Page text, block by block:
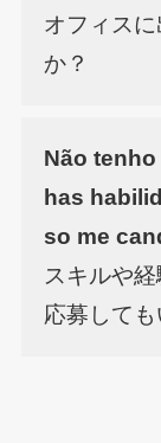
オフィス
か？
Não
has
so me
スキルや経
応募しても